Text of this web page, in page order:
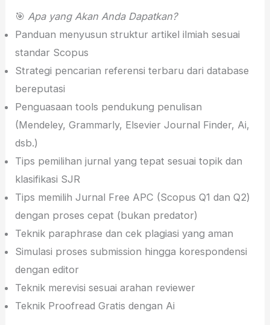
🎯 Apa yang Akan Anda Dapatkan?
Panduan menyusun struktur artikel ilmiah sesuai
standar Scopus
Strategi pencarian referensi terbaru dari database
bereputasi
Penguasaan tools pendukung penulisan
(Mendeley, Grammarly, Elsevier Journal Finder, Ai,
dsb.)
Tips pemilihan jurnal yang tepat sesuai topik dan
klasifikasi SJR
Tips memilih Jurnal Free APC (Scopus Q1 dan Q2)
dengan proses cepat (bukan predator)
Teknik paraphrase dan cek plagiasi yang aman
Simulasi proses submission hingga korespondensi
dengan editor
Teknik merevisi sesuai arahan reviewer
Teknik Proofread Gratis dengan Ai